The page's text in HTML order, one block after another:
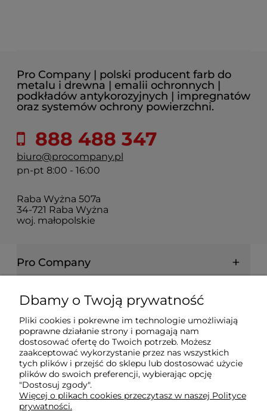
Pro Company | polski producent farb do
metalu i drewna | emalii ochronnych |
podkładów antykorozyjnych | impregnatów
oraz systemów ochrony powierzchni.
888 488 347
biuro@procompany.pl
pn-pt 8:00 - 16:00
Raba Wyżna 507a
34-721 Raba Wyżna
woj. małopolskie
Pro Company
Farby | Lakiery | Emalie
Ochrona drewna | metalu | betonu
Informacje prawne
Dokumenty
Dbamy o Twoją prywatność
Pliki cookies i pokrewne im technologie umożliwiają
poprawne działanie strony i pomagają nam
dostosować ofertę do Twoich potrzeb. Możesz
zaakceptować wykorzystanie przez nas wszystkich
tych plików i przejść do sklepu lub dostosować użycie
plików do swoich preferencji, wybierając opcję
"Dostosuj zgody".
Więcej o plikach cookies przeczytasz w naszej Polityce
prywatności.